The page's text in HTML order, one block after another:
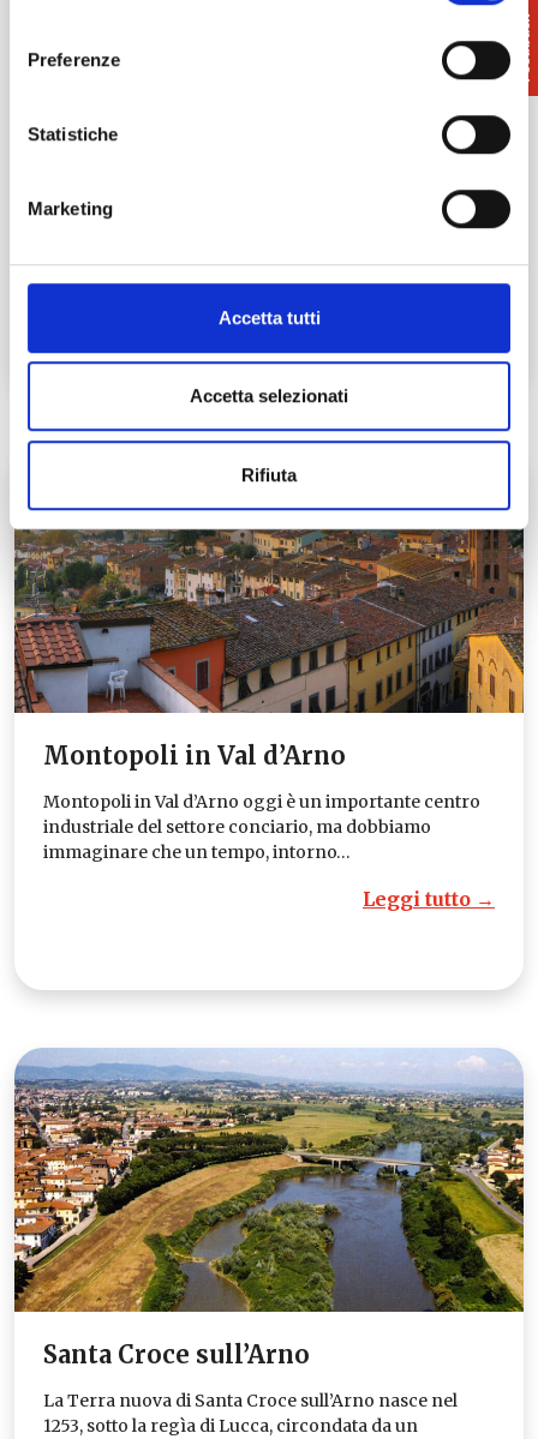
Preferenze
Statistiche
Marketing
Accetta tutti
Accetta selezionati
Rifiuta
Chianni è un comune della Valdera a 50 km da Pisa. Il
Montopoli in Val d’Arno
Montopoli in Val d’Arno oggi è un importante centro
industriale del settore conciario, ma dobbiamo
immaginare che un tempo, intorno…
Leggi tutto →
Santa Croce sull’Arno
La Terra nuova di Santa Croce sull’Arno nasce nel
1253, sotto la regìa di Lucca, circondata da un